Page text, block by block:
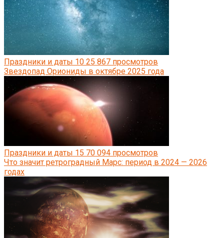
Праздники и даты 10 25 867 просмотров
Звездопад Ориониды в октябре 2025 года
Праздники и даты 15 70 094 просмотров
Что значит ретроградный Марс: период в 2024 — 2026
годах